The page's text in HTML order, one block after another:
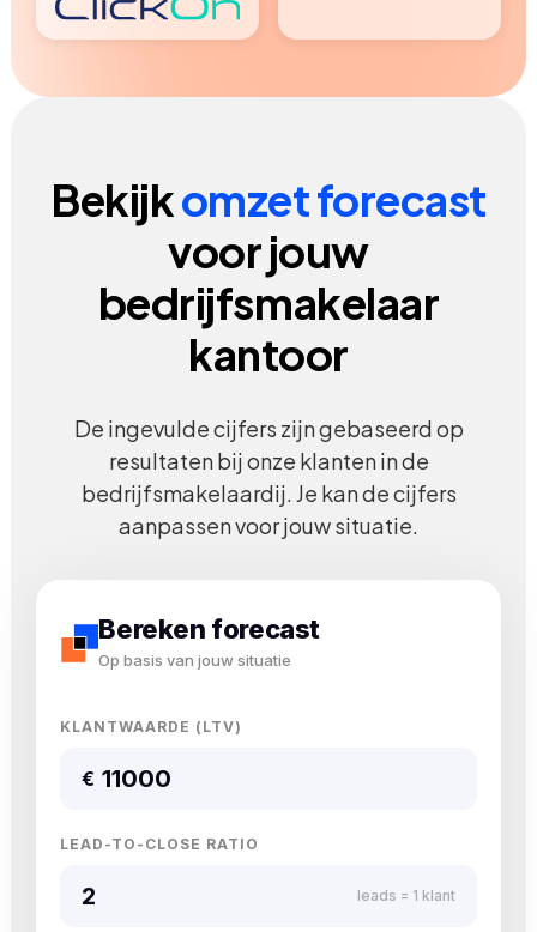
Bekijkomzet forecast
voor jouw
bedrijfsmakelaar
kantoor
De ingevulde cijfers zijn gebaseerd op
resultaten bij onze klanten in de
bedrijfsmakelaardij. Je kan de cijfers
aanpassen voor jouw situatie.
Bereken forecast
Op basis van jouw situatie
KLANTWAARDE (LTV)
€
LEAD-TO-CLOSE RATIO
leads = 1 klant